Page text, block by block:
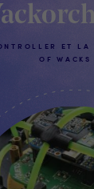
ET LA
OF WACKS